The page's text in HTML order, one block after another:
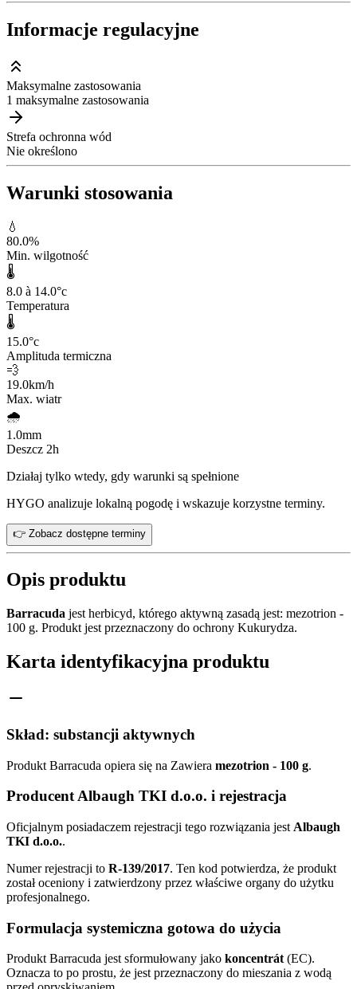
Informacje regulacyjne
Maksymalne zastosowania
1 maksymalne zastosowania
Strefa ochronna wód
Nie określono
Warunki stosowania
💧
80.0%
Min. wilgotność
🌡️
8.0 à 14.0°c
Temperatura
🌡️
15.0°c
Amplituda termiczna
💨
19.0km/h
Max. wiatr
🌧️
1.0mm
Deszcz 2h
Działaj tylko wtedy, gdy warunki są spełnione
HYGO analizuje lokalną pogodę i wskazuje korzystne terminy.
👉 Zobacz dostępne terminy
Opis produktu
Barracuda jest herbicyd, którego aktywną zasadą jest: mezotrion -
100 g. Produkt jest przeznaczony do ochrony Kukurydza.
Karta identyfikacyjna produktu
Skład: substancji aktywnych
Produkt Barracuda opiera się na Zawiera mezotrion - 100 g.
Producent Albaugh TKI d.o.o. i rejestracja
Oficjalnym posiadaczem rejestracji tego rozwiązania jest Albaugh
TKI d.o.o..
Numer rejestracji to R-139/2017. Ten kod potwierdza, że produkt
został oceniony i zatwierdzony przez właściwe organy do użytku
profesjonalnego.
Formulacja systemiczna gotowa do użycia
Produkt Barracuda jest sformułowany jako koncentrát(EC).
Oznacza to po prostu, że jest przeznaczony do mieszania z wodą